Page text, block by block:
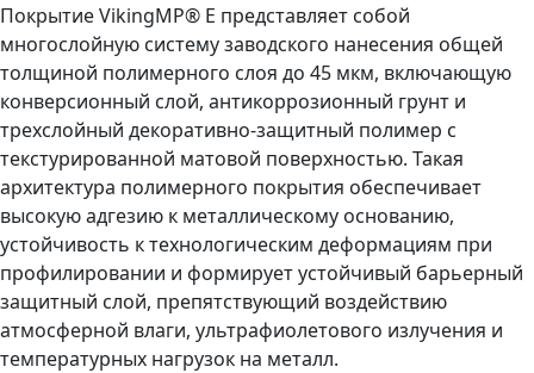
Покрытие VikingMP® E представляет собой
многослойную систему заводского нанесения общей
толщиной полимерного слоя до 45 мкм, включающую
конверсионный слой, антикоррозионный грунт и
трехслойный декоративно-защитный полимер с
текстурированной матовой поверхностью. Такая
архитектура полимерного покрытия обеспечивает
высокую адгезию к металлическому основанию,
устойчивость к технологическим деформациям при
профилировании и формирует устойчивый барьерный
защитный слой, препятствующий воздействию
атмосферной влаги, ультрафиолетового излучения и
температурных нагрузок на металл.